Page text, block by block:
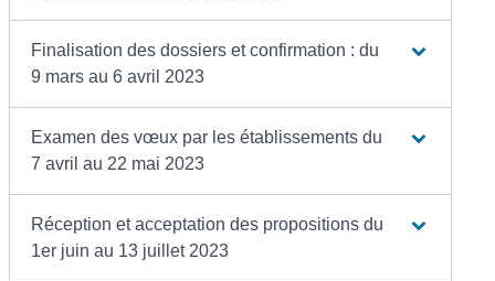
Finalisation des dossiers et confirmation : du
9 mars au 6 avril 2023
Examen des vœux par les établissements du
7 avril au 22 mai 2023
Réception et acceptation des propositions du
1er juin au 13 juillet 2023